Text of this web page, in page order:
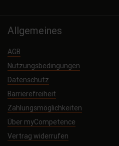
Allgemeines
AGB
Nutzungsbedingungen
Datenschutz
Barrierefreiheit
Zahlungsmöglichkeiten
Über myCompetence
Vertrag widerrufen